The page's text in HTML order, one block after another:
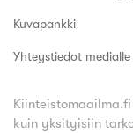
Kuvapankki
Yhteystiedot medialle
kuin yksityisiin